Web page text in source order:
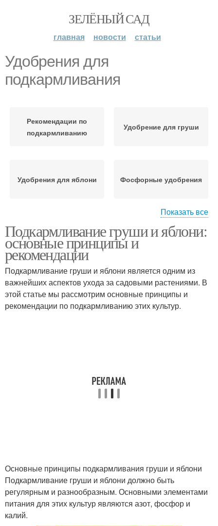
ЗЕЛЁНЫЙ САД
главная новости статьи
Удобрения для
подкармливания
Рекомендации по
подкармливанию
Удобрение для груши
Удобрения для яблони Фосфорные удобрения
Калийные удобрения
Показать все
Подкармливание груши и яблони:
основные принципы и
рекомендации
Подкармливание груши и яблони является одним из
важнейших аспектов ухода за садовыми растениями. В
этой статье мы рассмотрим основные принципы и
рекомендации по подкармливанию этих культур.
Основные принципы подкармливания груши и яблони
Подкармливание груши и яблони должно быть
регулярным и разнообразным. Основными элементами
питания для этих культур являются азот, фосфор и
калий.